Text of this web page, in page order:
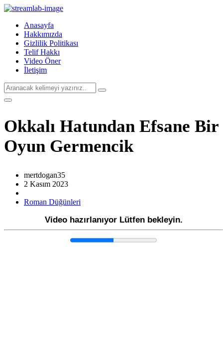
Anasayfa
Hakkımızda
Gizlilik Politikası
Telif Hakkı
Video Öner
İletişim
Okkalı Hatundan Efsane Bir
Oyun Germencik
mertdogan35
2 Kasım 2023
Roman Düğünleri
Video hazırlanıyor Lütfen bekleyin.